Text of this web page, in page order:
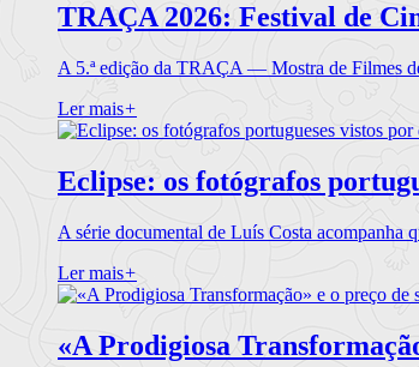
TRAÇA 2026: Festival de
A 5.ª edição da TRAÇA — Mostra de Filmes
Ler mais+
Eclipse: os fotógrafos
A série documental de Luís Costa acompanha
Ler mais+
«A Prodigiosa